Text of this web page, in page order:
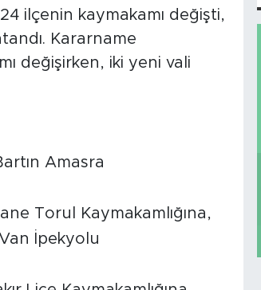
ilçenin kaymakamı değişti,
Kararname
değişirken, iki yeni vali
Amasra
Torul Kaymakamlığına,
İpekyolu